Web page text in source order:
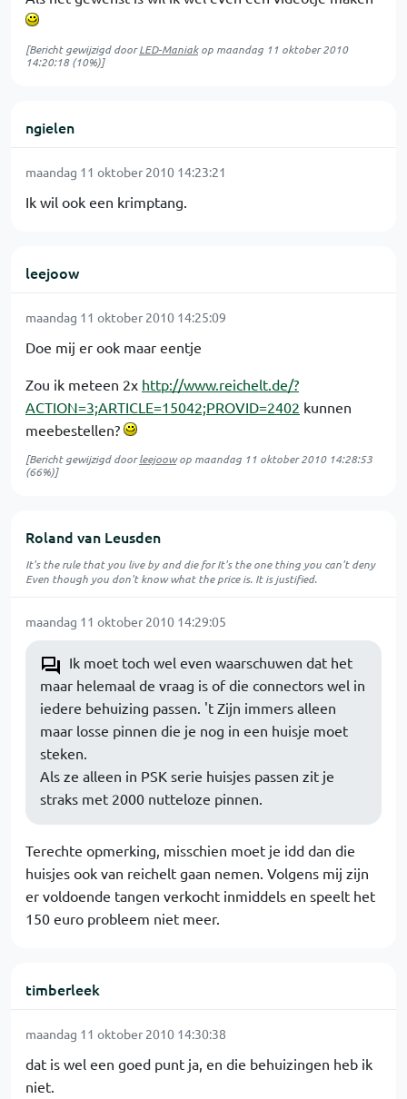
[Bericht gewijzigd doorLED-Maniakop maandag 11 oktober 2010
14:20:18(10%)]
ngielen
maandag 11 oktober 2010 14:23:21
Ik wil ook een krimptang.
leejoow
maandag 11 oktober 2010 14:25:09
Doe mij er ook maar eentje
Zou ik meteen 2x http://www.reichelt.de/?
ACTION=3;ARTICLE=15042;PROVID=2402 kunnen
meebestellen?
[Bericht gewijzigd doorleejoowop maandag 11 oktober 2010 14:28:53
(66%)]
Roland van Leusden
It's the rule that you live by and die for It's the one thing you can't deny
Even though you don't know what the price is. It is justified.
maandag 11 oktober 2010 14:29:05
Ik moet toch wel even waarschuwen dat het
maar helemaal de vraag is of die connectors wel in
iedere behuizing passen. 't Zijn immers alleen
maar losse pinnen die je nog in een huisje moet
steken.
Als ze alleen in PSK serie huisjes passen zit je
straks met 2000 nutteloze pinnen.
Terechte opmerking, misschien moet je idd dan die
huisjes ook van reichelt gaan nemen. Volgens mij zijn
er voldoende tangen verkocht inmiddels en speelt het
150 euro probleem niet meer.
timberleek
maandag 11 oktober 2010 14:30:38
dat is wel een goed punt ja, en die behuizingen heb ik
niet.